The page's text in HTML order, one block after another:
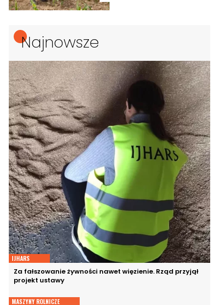
Najnowsze
IJHARS
Za fałszowanie żywności nawet więzienie. Rząd przyjął
projekt ustawy
MASZYNY ROLNICZE